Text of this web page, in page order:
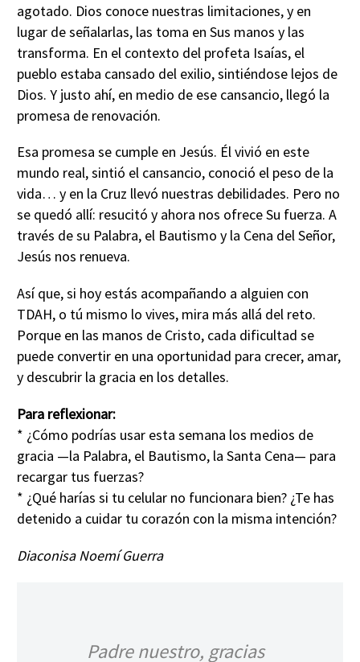
agotado. Dios conoce nuestras limitaciones, y en
lugar de señalarlas, las toma en Sus manos y las
transforma. En el contexto del profeta Isaías, el
pueblo estaba cansado del exilio, sintiéndose lejos de
Dios. Y justo ahí, en medio de ese cansancio, llegó la
promesa de renovación.
Esa promesa se cumple en Jesús. Él vivió en este
mundo real, sintió el cansancio, conoció el peso de la
vida… y en la Cruz llevó nuestras debilidades. Pero no
se quedó allí: resucitó y ahora nos ofrece Su fuerza. A
través de su Palabra, el Bautismo y la Cena del Señor,
Jesús nos renueva.
Así que, si hoy estás acompañando a alguien con
TDAH, o tú mismo lo vives, mira más allá del reto.
Porque en las manos de Cristo, cada dificultad se
puede convertir en una oportunidad para crecer, amar,
y descubrir la gracia en los detalles.
Para reflexionar:
* ¿Cómo podrías usar esta semana los medios de
gracia —la Palabra, el Bautismo, la Santa Cena— para
recargar tus fuerzas?
* ¿Qué harías si tu celular no funcionara bien? ¿Te has
detenido a cuidar tu corazón con la misma intención?
Diaconisa Noemí Guerra
Padre nuestro, gracias